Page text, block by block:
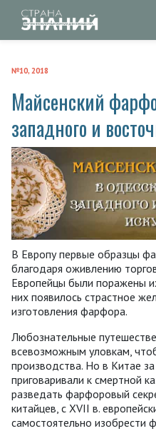
№10, 2018
Майсенский
западного и
В Европу первые образцы
благодаря оживлению
Европейцы были поражены
них появилось страстное
изготовления фарфора.
Любознательные
всевозможным уловкам,
производства. Но в Китае
приговаривали к смертной
разведать фарфоровый
китайцев, с XVII в.
самостоятельно изобрести